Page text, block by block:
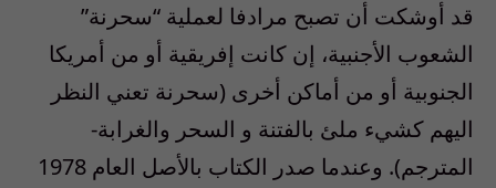
قد أوشكت أن تصبح مرادفا لعملية “سحرنة”
الشعوب الأجنبية، إن كانت إفريقية أو من أمريكا
الجنوبية أو من أماكن أخرى (سحرنة تعني النظر
اليهم كشيء ملئ بالفتنة و السحر والغرابة-
المترجم). وعندما صدر الكتاب بالأصل العام 1978